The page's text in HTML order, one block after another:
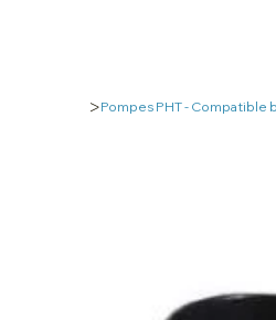
>Pompes PHT - Compatible